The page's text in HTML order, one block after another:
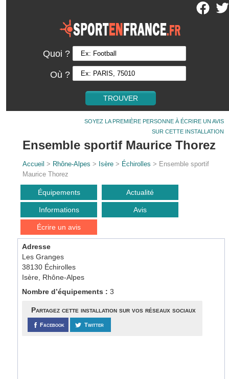
Quoi ?
Où ?
SOYEZ LA PREMIÈRE PERSONNE À ÉCRIRE UN AVIS
SUR CETTE INSTALLATION
Ensemble sportif Maurice Thorez
Accueil > Rhône-Alpes > Isère > Échirolles > Ensemble sportif
Maurice Thorez
Équipements Actualité
Informations Avis
Écrire un avis
Adresse
Les Granges
38130 Échirolles
Isère, Rhône-Alpes
Nombre d’équipements :3
Partagez cette installation sur vos réseaux sociaux
Facebook Twitter